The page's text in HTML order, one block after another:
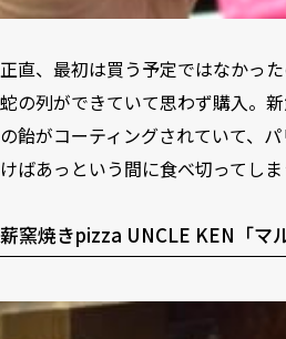
正直、最初は買う予定ではなかっ
蛇の列ができていて思わず購入。
の飴がコーティングされていて、
けばあっという間に食べ切ってしま
薪窯焼きpizza UNCLE KEN「マ